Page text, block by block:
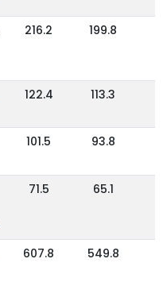
216.2 199.8
122.4 113.3
101.5 93.8
71.5 65.1
607.8 549.8